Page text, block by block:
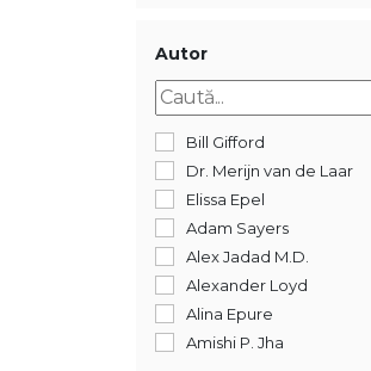
2016
2015
2013
2011
Autor
Bill Gifford
Dr. Merijn van de Laar
Elissa Epel
Adam Sayers
Alex Jadad M.D.
Alexander Loyd
Alina Epure
Amishi P. Jha